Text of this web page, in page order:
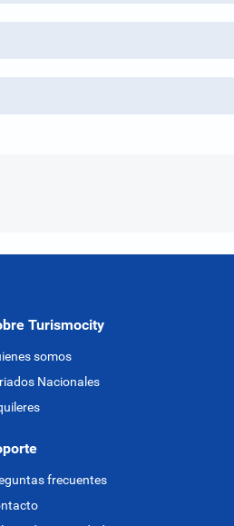
Turismocity
somos
Nacionales
frecuentes